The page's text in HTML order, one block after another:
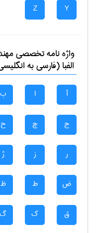
Y
Z
واژه نامه تخصصی
الفبا (فارسی به
آ ا ب
ج چ ح
ر ز ژ
ض ط ظ
ق ک گ